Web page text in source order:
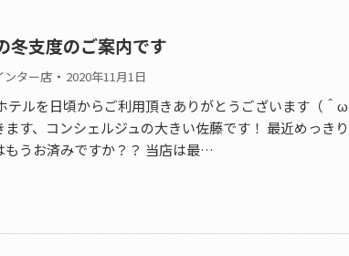
冬支度のご案内です
ンター店 2020年11月1日
テルを日頃からご利用頂きありがとうございます（＾
す、コンシェルジュの大きい佐藤です！ 最近めっき
もうお済みですか？？ 当店は最…